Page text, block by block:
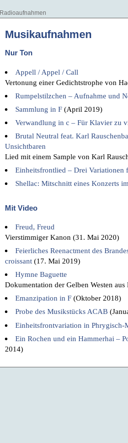
Radioaufnahmen
Musikaufnahmen
Nur Ton
Appell / Appel / Call
Vertonung einer Gedichtstrophe von
Rumpelstilzchen – Aufnahme und
Sammlung in F (April 2019)
Verwandlung in c – Für Klavier zu
Brutal Neutral feat. Karl
Unsichtbaren
Lied mit einem Sample von Karl
Einheitsfrontlied – Drei Variationen
Shellac: Mitschnitt eines Konzerts
Mit Video
Freud, Freud
Vierstimmiger Kanon (31. Mai 2020)
Feierliches Reenactment des
croissant (17. Mai 2019)
Hymne Baguette
Dokumentation der Gelben Westen
Emanzipation in F (Oktober 2018)
Probe des Musikstücks ACAB
Einheitsfrontvariation in
Ein Rochen und ein Hammerhai –
2014)